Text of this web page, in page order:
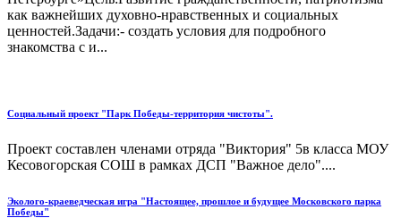
как важнейших духовно-нравственных и социальных
ценностей.Задачи:- создать условия для подробного
знакомства с и...
Социальный проект "Парк Победы-территория чистоты".
Проект составлен членами отряда "Виктория" 5в класса МОУ
Кесовогорская СОШ в рамках ДСП "Важное дело"....
Эколого-краеведческая игра "Настоящее, прошлое и будущее Московского парка
Победы"